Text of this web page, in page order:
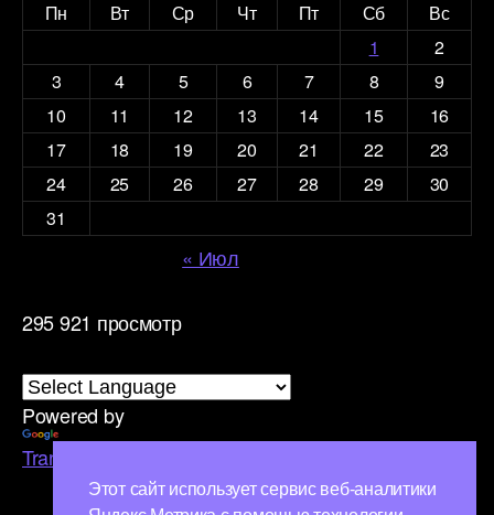
Пн
Вт Ср Чт Пт Сб
Вс
1
2
3
4 5 6 7 8
9
10
11 12 13 14 15
16
17
18 19 20 21 22
23
24
25 26 27 28 29
30
31
« Июл
295 921 просмотр
Powered by
Translate
Этот сайт использует сервис веб-аналитики